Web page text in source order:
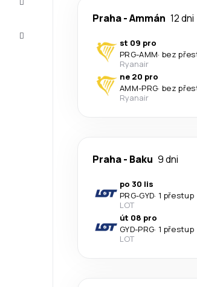
Praha-Ammán 12 dni
st 09 pro
PRG-AMM· bez
Ryanair
ne 20 pro
AMM-PRG· bez
Ryanair
Praha- Baku 9 dni
po 30 lis
PRG-GYD· 1 přestup
LOT
út 08 pro
GYD-PRG· 1 přestup
LOT